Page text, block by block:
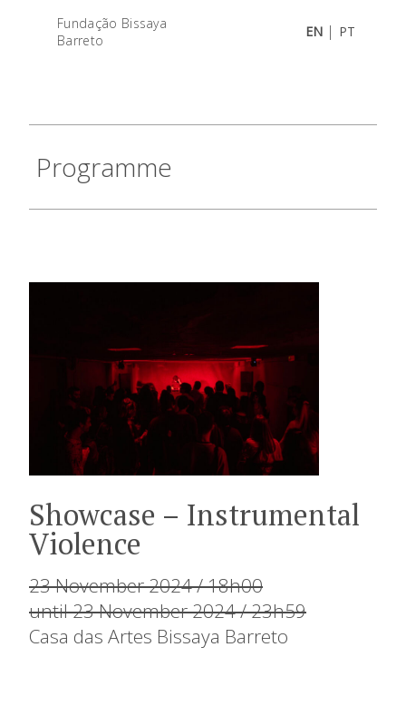
Fundação Bissaya
Barreto
EN | PT
Programme
Showcase – Instrumental
Violence
23 November 2024 / 18h00
until 23 November 2024 / 23h59
Casa das Artes Bissaya Barreto